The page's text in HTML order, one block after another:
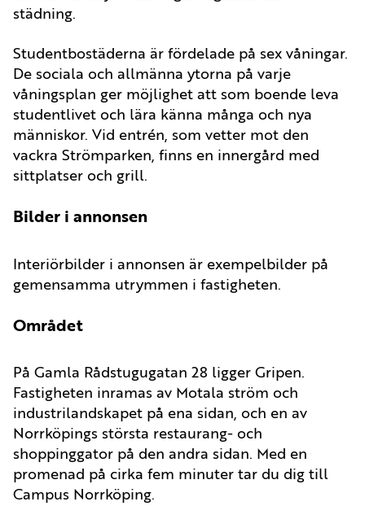
städning.
Studentbostäderna är fördelade på sex våningar.
De sociala och allmänna ytorna på varje
våningsplan ger möjlighet att som boende leva
studentlivet och lära känna många och nya
människor. Vid entrén, som vetter mot den
vackra Strömparken, finns en innergård med
sittplatser och grill.
Bilder i annonsen
Interiörbilder i annonsen är exempelbilder på
gemensamma utrymmen i fastigheten.
Området
På Gamla Rådstugugatan 28 ligger Gripen.
Fastigheten inramas av Motala ström och
industrilandskapet på ena sidan, och en av
Norrköpings största restaurang- och
shoppinggator på den andra sidan. Med en
promenad på cirka fem minuter tar du dig till
Campus Norrköping.